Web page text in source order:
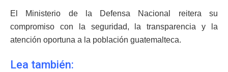
El Ministerio de la Defensa Nacional reitera su
compromiso con la seguridad, la transparencia y la
atención oportuna a la población guatemalteca.
Lea también: